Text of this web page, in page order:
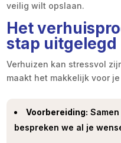
veilig wilt opslaan.
Het
stap uitgelegd
Verhuizen kan stressvol
maakt het makkelijk voor
Voorbereiding:
bespreken we al je